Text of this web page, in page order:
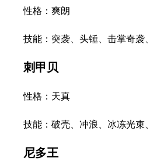
性格：爽朗
技能：突袭、头锤、击掌奇袭
刺甲贝
性格：天真
技能：破壳、冲浪、冰冻光束
尼多王